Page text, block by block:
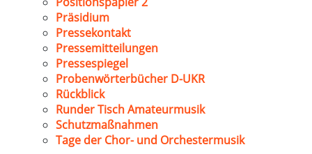
Präsidium
Pressekontakt
Pressemitteilungen
Pressespiegel
Probenwörterbücher D-UKR
Rückblick
Runder Tisch Amateurmusik
Schutzmaßnahmen
Tage der Chor- und Orchestermusik